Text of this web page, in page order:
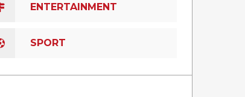
ENTERTAINMENT
SPORT